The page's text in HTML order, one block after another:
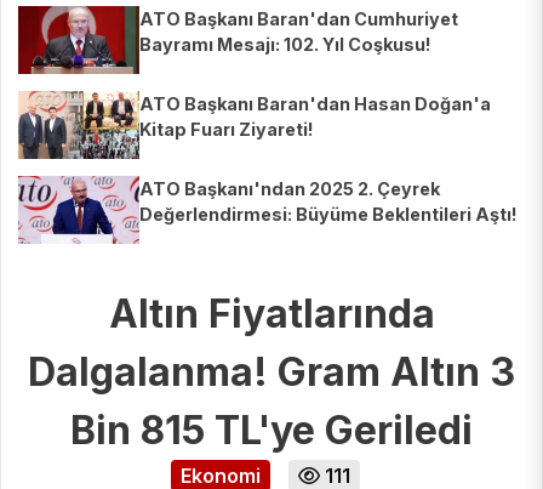
ATO Başkanı Baran'dan Cumhuriyet
Bayramı Mesajı: 102. Yıl Coşkusu!
ATO Başkanı Baran'dan Hasan Doğan'a
Kitap Fuarı Ziyareti!
ATO Başkanı'ndan 2025 2. Çeyrek
Değerlendirmesi: Büyüme Beklentileri Aştı!
Altın Fiyatlarında
Dalgalanma! Gram Altın 3
Bin 815 TL'ye Geriledi
Ekonomi
111